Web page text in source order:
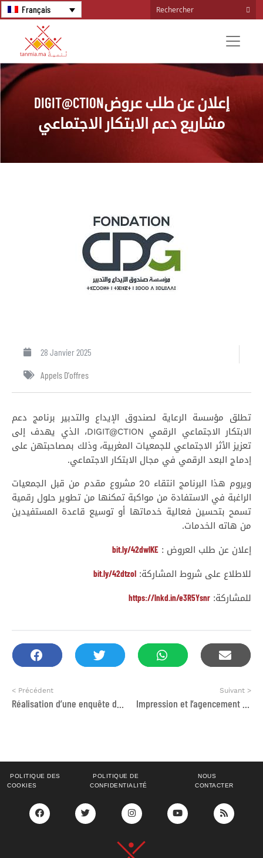
Français
DIGIT@CTIONإعلان عن طلب عروض
مشاريع دعم الابتكار الاجتماعي
28 Janvier 2025
Appels D'offres
تطلق مؤسسة الرعاية لصندوق الإيداع والتدبير برنامج دعم
الابتكار الاجتماعي الرقمي DIGIT@CTION، الذي يهدف إلى
تعزيز الأثر الاجتماعي للجمعيات المغربية، وذلك بمصاحبتهن على
إدماج البعد الرقمي في مجال الابتكار الاجتماعي.
ويروم هذا البرنامج انتقاء 20 مشروع مقدم من قبل الجمعيات
الراغبة في الاستفادة من مواكبة تمكنها من تطوير حلول رقمية
تسمح بتحسين فعالية خدماتها أو توسيع قاعدة المستفيدين
من هاته الخدمات.
إعلان عن طلب العروض : bit.ly/42dwlKE
للاطلاع على شروط المشاركة: bit.ly/42dtzoI
للمشاركة: https://lnkd.in/e3R5Ysnr
< Précédent Suivant >
POLITIQUE DES
COOKIES
POLITIQUE DE
CONFIDENTIALITÉ
NOUS
CONTACTER